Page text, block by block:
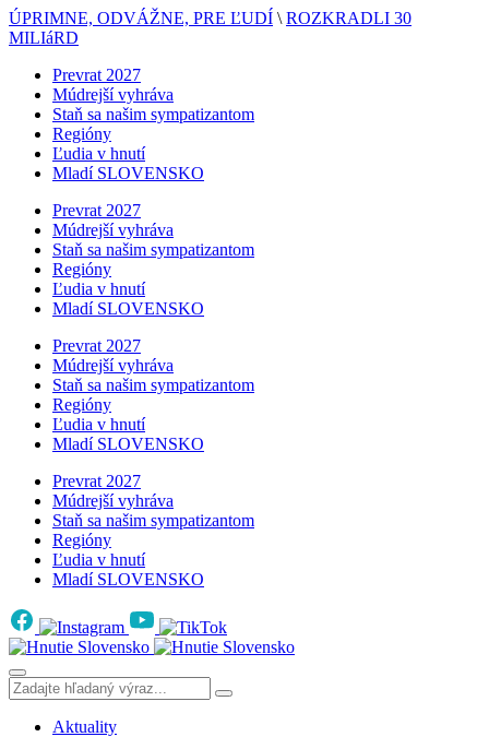
ÚPRIMNE, ODVÁŽNE, PRE ĽUDÍ \ ROZKRADLI 30
MILIáRD
Prevrat 2027
Múdrejší vyhráva
Staň sa našim sympatizantom
Regióny
Ľudia v hnutí
Mladí SLOVENSKO
Prevrat 2027
Múdrejší vyhráva
Staň sa našim sympatizantom
Regióny
Ľudia v hnutí
Mladí SLOVENSKO
Prevrat 2027
Múdrejší vyhráva
Staň sa našim sympatizantom
Regióny
Ľudia v hnutí
Mladí SLOVENSKO
Prevrat 2027
Múdrejší vyhráva
Staň sa našim sympatizantom
Regióny
Ľudia v hnutí
Mladí SLOVENSKO
Aktuality